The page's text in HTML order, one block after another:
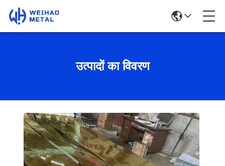
उत्पादों का विवरण